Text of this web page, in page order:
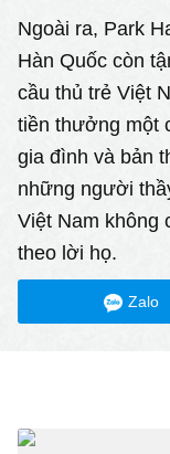
Ngoài ra, Park
Hàn Quốc còn
cầu thủ trẻ Việt
tiền thưởng một
gia đình và bản
những người
Việt Nam không
theo lời họ.
Zalo